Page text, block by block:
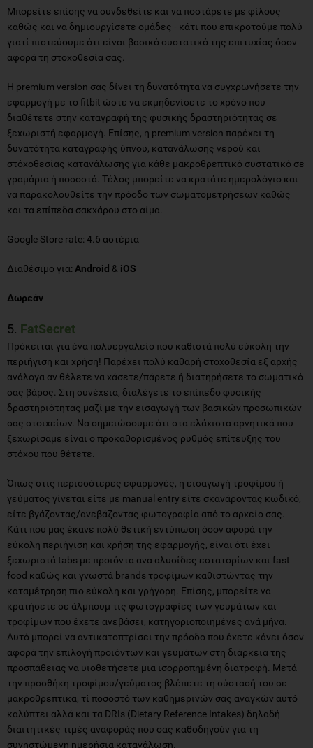
Μπορείτε επίσης να συνδεθείτε και να ποστάρετε με φίλους
καθώς και να δημιουργίσετε ομάδες - κάτι που επικροτούμε πολύ
γιατί πιστεύουμε ότι είναι βασικό συστατικό της επιτυχίας όσον
αφορά τη στοχοθεσία σας.
H premium version σας δίνει τη δυνατότητα να συγχρωνήσετε την
εφαρμογή με το fitbit ώστε να εκμηδενίσετε το χρόνο που
διαθέτετε στην καταγραφή της φυσικής δραστηριότητας σε
ξεχωριστή εφαρμογή. Επίσης, η premium version παρέχει τη
δυνατότητα καταγραφής ύπνου, κατανάλωσης νερού και
στόχοθεσίας κατανάλωσης για κάθε μακροθρεπτικό συστατικό σε
γραμάρια ή ποσοστά. Τέλος μπορείτε να κρατάτε ημερολόγιο και
να παρακολουθείτε την πρόοδο των σωματομετρήσεων καθώς
και τα επίπεδα σακχάρου στο αίμα.
Google Store rate: 4.6 αστέρια
Διαθέσιμο για: Android & iOS
Δωρεάν
5. FatSecret
Πρόκειται για ένα πολυεργαλείο που καθιστά πολύ εύκολη την
περιήγιση και χρήση! Παρέχει πολύ καθαρή στοχοθεσία εξ αρχής
ανάλογα αν θέλετε να χάσετε/πάρετε ή διατηρήσετε το σωματικό
σας βάρος. Στη συνέχεια, διαλέγετε το επίπεδο φυσικής
δραστηριότητας μαζί με την εισαγωγή των βασικών προσωπικών
σας στοιχείων. Να σημειώσουμε ότι στα ελάχιστα αρνητικά που
ξεχωρίσαμε είναι ο προκαθορισμένος ρυθμός επίτευξης του
στόχου που θέτετε.
Όπως στις περισσότερες εφαρμογές, η εισαγωγή τροφίμου ή
γεύματος γίνεται είτε με manual entry είτε σκανάροντας κωδικό,
είτε βγάζοντας/ανεβάζοντας φωτογραφία από το αρχείο σας.
Κάτι που μας έκανε πολύ θετική εντύπωση όσον αφορά την
εύκολη περιήγιση και χρήση της εφαρμογής, είναι ότι έχει
ξεχωριστά tabs με προιόντα ανα αλυσίδες εστατορίων και fast
food καθώς και γνωστά brands τροφίμων καθιστώντας την
καταμέτρηση πιο εύκολη και γρήγορη. Επίσης, μπορείτε να
κρατήσετε σε άλμπουμ τις φωτογραφίες των γευμάτων και
τροφίμων που έχετε ανεβάσει, κατηγοριοποιημένες ανά μήνα.
Αυτό μπορεί να αντικατοπτρίσει την πρόοδο που έχετε κάνει όσον
αφορά την επιλογή προιόντων και γευμάτων στη διάρκεια της
προσπάθειας να υιοθετήσετε μια ισορροπημένη διατροφή. Μετά
την προσθήκη τροφίμου/γεύματος βλέπετε τη σύστασή του σε
μακροθρεπτικα, τί ποσοστό των καθημερινών σας αναγκών αυτό
καλύπτει αλλά και τα DRIs (Dietary Reference Intakes) δηλαδή
διαιτητικές τιμές αναφοράς που σας καθοδηγούν για τη
συνηστώμενη ημερήσια κατανάλωση.